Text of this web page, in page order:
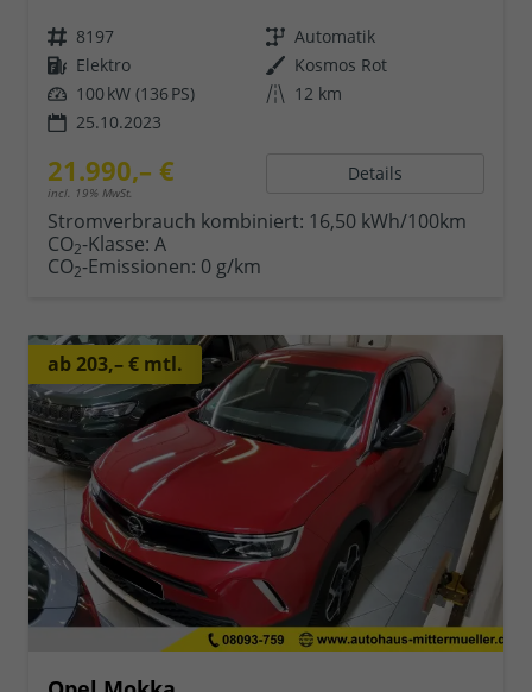
8197
Automatik
Elektro
Kosmos Rot
100 kW (136 PS)
12 km
25.10.2023
21.990,– €
incl. 19% MwSt.
Details
Stromverbrauch kombiniert: 16,50 kWh/100km
CO2-Klasse: A
CO2-Emissionen: 0 g/km
ab 203,– € mtl.